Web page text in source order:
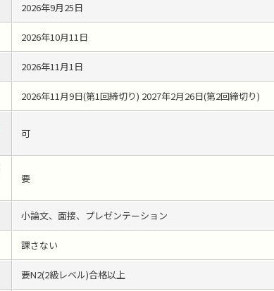
2026年9月25日
2026年10月11日
2026年11月1日
2026年11月9日(第1回締切り) 2027年2月26日(第2回締切り)
可
要
小論文、面接、プレゼンテーション
課さない
要N2(2級レベル)合格以上